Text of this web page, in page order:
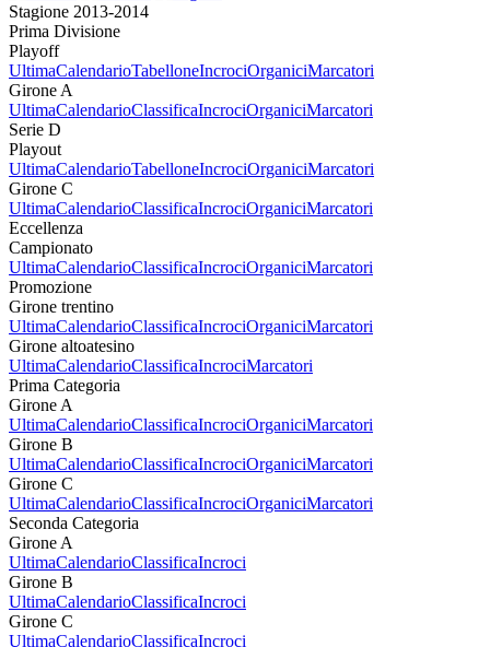
Stagione 2013-2014
Prima Divisione
Playoff
UltimaCalendarioTabelloneIncrociOrganiciMarcatori
Girone A
UltimaCalendarioClassificaIncrociOrganiciMarcatori
Serie D
Playout
UltimaCalendarioTabelloneIncrociOrganiciMarcatori
Girone C
UltimaCalendarioClassificaIncrociOrganiciMarcatori
Eccellenza
Campionato
UltimaCalendarioClassificaIncrociOrganiciMarcatori
Promozione
Girone trentino
UltimaCalendarioClassificaIncrociOrganiciMarcatori
Girone altoatesino
UltimaCalendarioClassificaIncrociMarcatori
Prima Categoria
Girone A
UltimaCalendarioClassificaIncrociOrganiciMarcatori
Girone B
UltimaCalendarioClassificaIncrociOrganiciMarcatori
Girone C
UltimaCalendarioClassificaIncrociOrganiciMarcatori
Seconda Categoria
Girone A
UltimaCalendarioClassificaIncroci
Girone B
UltimaCalendarioClassificaIncroci
Girone C
UltimaCalendarioClassificaIncroci